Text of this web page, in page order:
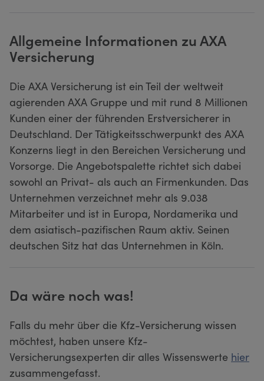
Allgemeine Informationen zu AXA
Versicherung
Die AXA Versicherung ist ein Teil der weltweit
agierenden AXA Gruppe und mit rund 8 Millionen
Kunden einer der führenden Erstversicherer in
Deutschland. Der Tätigkeitsschwerpunkt des AXA
Konzerns liegt in den Bereichen Versicherung und
Vorsorge. Die Angebotspalette richtet sich dabei
sowohl an Privat- als auch an Firmenkunden. Das
Unternehmen verzeichnet mehr als 9.038
Mitarbeiter und ist in Europa, Nordamerika und
dem asiatisch-pazifischen Raum aktiv. Seinen
deutschen Sitz hat das Unternehmen in Köln.
Da wäre noch was!
Falls du mehr über die Kfz-Versicherung wissen
möchtest, haben unsere Kfz-
Versicherungsexperten dir alles Wissenswerte hier
zusammengefasst.